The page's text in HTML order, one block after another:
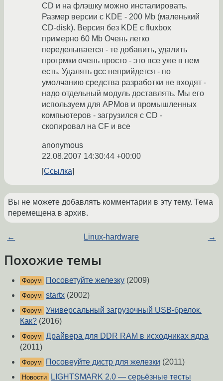
CD и на флэшку можно инсталировать.
Размер версии с KDE - 200 Mb (маленький
CD-disk). Версия без KDE c fluxbox
примерно 60 Mb Очень легко
переделывается - те добавить, удалить
прогрмки очень просто - это все уже в нем
есть. Удалять gcc неприйдется - по
умолчанию средства разработки не входят -
надо отдельный модуль доставлять. Мы его
используем для АРМов и промышленных
компьютеров - загрузился с CD -
скопировал на CF и все
anonymous
22.08.2007 14:30:44 +00:00
Ссылка
Вы не можете добавлять комментарии в эту тему. Тема
перемещена в архив.
← Linux-hardware →
Похожие темы
Форум Посоветуйте железку (2009)
Форум startx (2002)
Форум Универсальный загрузочный USB-брелок.
Как? (2016)
Форум Драйвера для DDR RAM в исходниках ядра
(2011)
Форум Посовеуйте дистр для железки (2011)
Новости LIGHTSMARK 2.0 — серьёзные тесты